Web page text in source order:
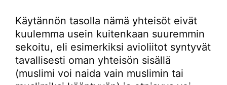
Käytännön tasolla nämä yhteisöt eivät
kuulemma usein kuitenkaan suuremmin
sekoitu, eli esimerkiksi avioliitot syntyvät
tavallisesti oman yhteisön sisällä
(muslimi voi naida vain muslimin tai